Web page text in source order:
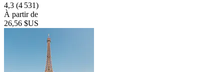
4,3 (4 531)
À partir de
26,56 $US